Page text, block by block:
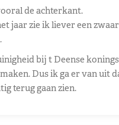
de achterkant.
jaar zie ik liever een
bij t Deense
Dus ik ga er van uit
terug gaan zien.